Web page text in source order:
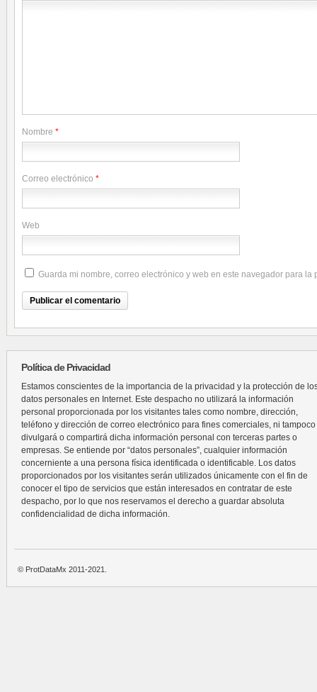
Nombre *
Correo electrónico *
Web
Guarda mi nombre, correo electrónico y web en este navegador para la
Política de Privacidad
Estamos conscientes de la importancia de la privacidad y la protección de
datos personales en Internet. Este despacho no utilizará la información
personal proporcionada por los visitantes tales como nombre, dirección,
teléfono y dirección de correo electrónico para fines comerciales, ni tampoco
divulgará o compartirá dicha información personal con terceras partes o
empresas. Se entiende por “datos personales”, cualquier información
concerniente a una persona física identificada o identificable. Los datos
proporcionados por los visitantes serán utilizados únicamente con el fin de
conocer el tipo de servicios que están interesados en contratar de este
despacho, por lo que nos reservamos el derecho a guardar absoluta
confidencialidad de dicha información.
© ProtDataMx 2011-2021.